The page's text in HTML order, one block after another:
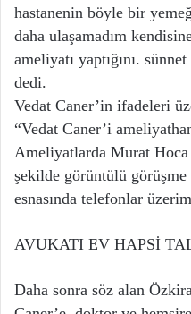
hastanenin böyle bir
daha ulaşamadım
ameliyatı yaptığını.
dedi.
Vedat Caner’in ifadeleri
“Vedat Caner’i
Ameliyatlarda Murat
şekilde görüntülü
esnasında telefonlar
AVUKATI EV HAPSİ
Daha sonra söz alan